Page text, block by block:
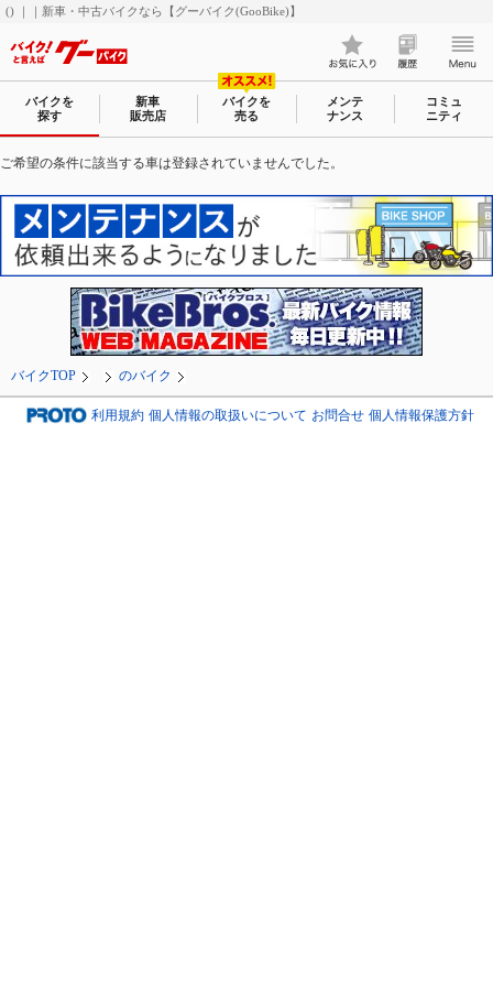
() ｜｜新車・中古バイクなら【グーバイク(GooBike)】
バイクを
探す
新車
販売店
バイクを
売る
メンテ
ナンス
コミュ
ニティ
ご希望の条件に該当する車は登録されていませんでした。
バイクTOP のバイク
利用規約 個人情報の取扱いについて お問合せ 個人情報保護方針